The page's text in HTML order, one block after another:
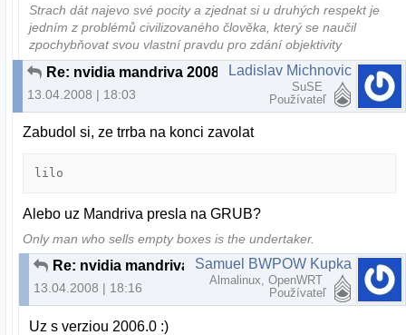
Strach dát najevo své pocity a zjednat si u druhých respekt je
jedním z problémů civilizovaného člověka, který se naučil
zpochybňovat svou vlastní pravdu pro zdání objektivity
Re: nvidia mandriva 2008.1
13.04.2008 | 18:03
Ladislav Michnovic
SuSE
Používateľ
Zabudol si, ze trrba na konci zavolat
lilo
Alebo uz Mandriva presla na GRUB?
Only man who sells empty boxes is the undertaker.
Re: nvidia mandriva 2008.1
13.04.2008 | 18:16
Samuel BWPOW Kupka
Almalinux, OpenWRT
Používateľ
Uz s verziou 2006.0 :)